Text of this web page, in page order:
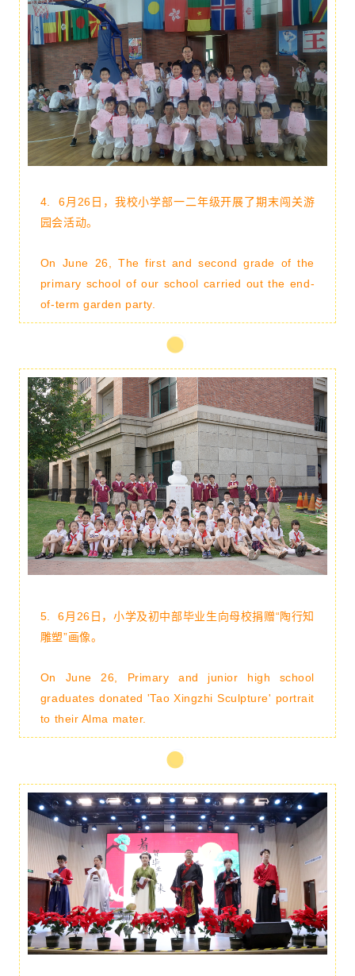
4. 6月26日， 我校小学部一二年级开展了期末闯关游
园会活动。
On June 26, The first and second grade of the
primary school of our school carried out the end-
of-term garden party.
5.6月26日，小学及初中部毕业生向母校捐赠“陶行知
雕塑”画像。
On June 26, Primary and junior high school
graduates donated 'Tao Xingzhi Sculpture' portrait
to their Alma mater.